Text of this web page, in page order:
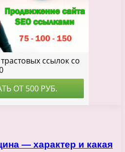
— характер и какая